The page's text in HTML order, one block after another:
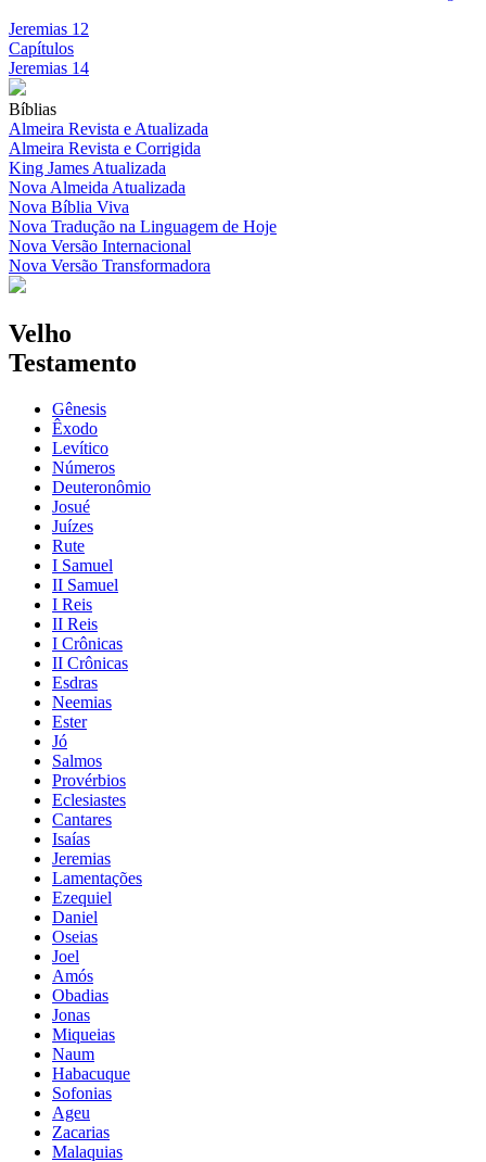
Jeremias 12
Capítulos
Jeremias 14
Bíblias
Almeira Revista e Atualizada
Almeira Revista e Corrigida
King James Atualizada
Nova Almeida Atualizada
Nova Bíblia Viva
Nova Tradução na Linguagem de Hoje
Nova Versão Internacional
Nova Versão Transformadora
Velho
Testamento
Gênesis
Êxodo
Levítico
Números
Deuteronômio
Josué
Juízes
Rute
I Samuel
II Samuel
I Reis
II Reis
I Crônicas
II Crônicas
Esdras
Neemias
Ester
Jó
Salmos
Provérbios
Eclesiastes
Cantares
Isaías
Jeremias
Lamentações
Ezequiel
Daniel
Oseias
Joel
Amós
Obadias
Jonas
Miqueias
Naum
Habacuque
Sofonias
Ageu
Zacarias
Malaquias